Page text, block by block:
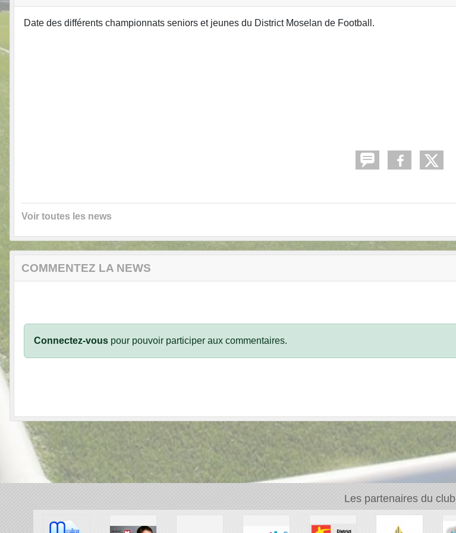
Date des différents championnats seniors et jeunes du District Moselan de Football.
Voir toutes les news
COMMENTEZ LA NEWS
Connectez-vous pour pouvoir participer aux commentaires.
Les partenaires du club